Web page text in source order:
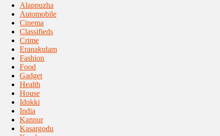
Alappuzha
Automobile
Cinema
Classifieds
Crime
Eranakulam
Fashion
Food
Gadget
Health
House
Idukki
India
Kannur
Kasargodu